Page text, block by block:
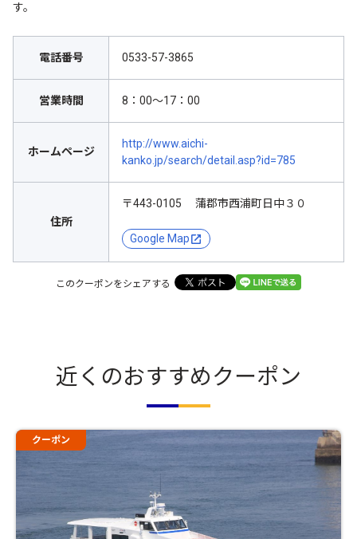
す。
電話番号 0533-57-3865
営業時間 8：00〜17：00
ホームページ
http://www.aichi-
kanko.jp/search/detail.asp?id=785
住所
〒443-0105 蒲郡市西浦町日中３０
Google Map
このクーポンをシェアする
近くのおすすめクーポン
クーポン